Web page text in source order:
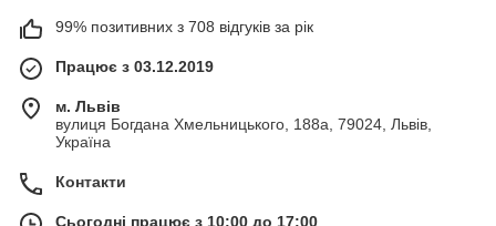
99% позитивних з 708 відгуків за рік
Працює з 03.12.2019
м. Львів
вулиця Богдана Хмельницького, 188а, 79024, Львів,
Україна
Контакти
Сьогодні працює з 10:00 до 17:00